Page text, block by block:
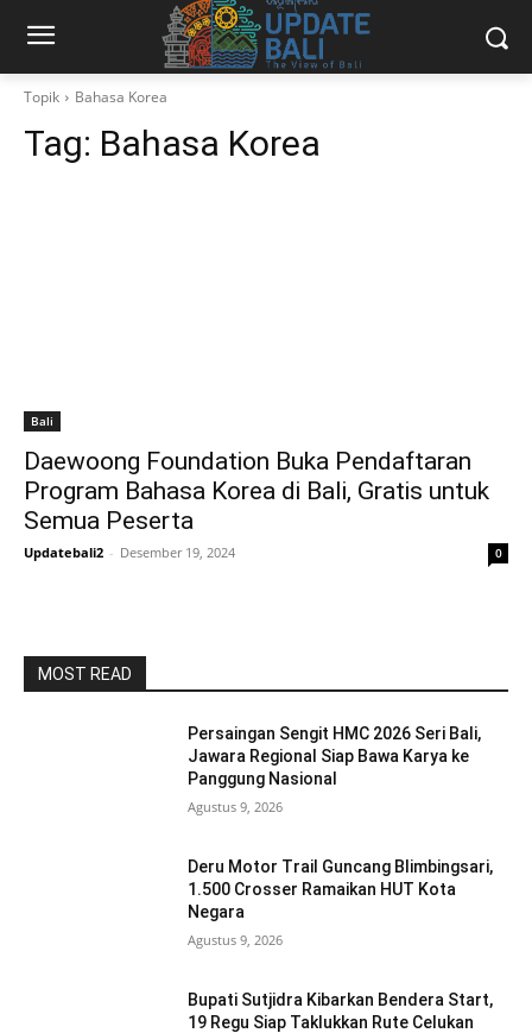
Topik Bahasa Korea
Tag: Bahasa Korea
Bali
Daewoong Foundation Buka Pendaftaran
Program Bahasa Korea di Bali, Gratis untuk
Semua Peserta
Updatebali2 - Desember 19, 2024 0
MOST READ
Persaingan Sengit HMC 2026 Seri Bali,
Jawara Regional Siap Bawa Karya ke
Panggung Nasional
Agustus 9, 2026
Deru Motor Trail Guncang Blimbingsari,
1.500 Crosser Ramaikan HUT Kota
Negara
Agustus 9, 2026
Bupati Sutjidra Kibarkan Bendera Start,
19 Regu Siap Taklukkan Rute Celukan